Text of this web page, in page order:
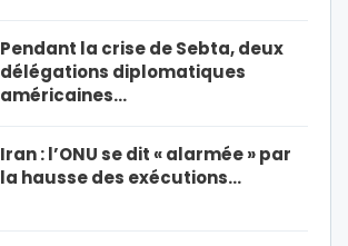
Pendant la crise de Sebta, deux
délégations diplomatiques
américaines…
Iran : l’ONU se dit « alarmée » par
la hausse des exécutions…